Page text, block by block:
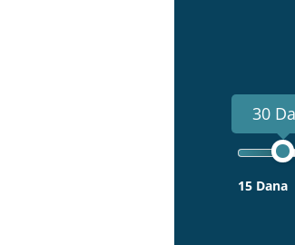
30
15 Dana